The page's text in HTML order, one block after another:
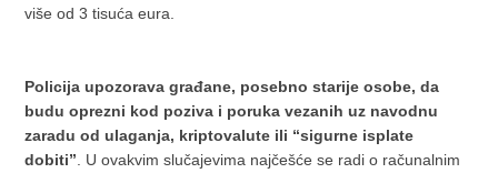
više od 3 tisuća eura.
Policija upozorava građane, posebno starije osobe, da
budu oprezni kod poziva i poruka vezanih uz navodnu
zaradu od ulaganja, kriptovalute ili “sigurne isplate
dobiti” . U ovakvim slučajevima najčešće se radi o računalnim